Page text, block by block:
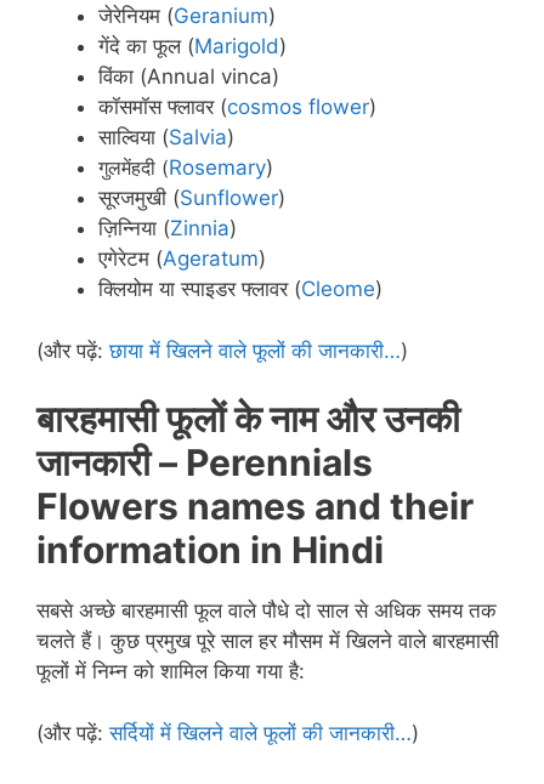
जेरेनियम (Geranium)
गेंदे का फूल (Marigold)
विंका (Annual vinca)
कॉसमॉस फ्लावर (cosmos flower)
साल्विया (Salvia)
गुलमेंहदी (Rosemary)
सूरजमुखी (Sunflower)
ज़िन्निया (Zinnia)
एगेरेटम (Ageratum)
क्लियोम या स्पाइडर फ्लावर (Cleome)
(और पढ़ें:छाया में खिलने वाले फूलों की जानकारी…)
बारहमासी फूलों के नाम और उनकी
जानकारी– Perennials
Flowers names and their
information in Hindi
सबसे अच्छे बारहमासी फूल वाले पौधे दो साल से अधिक समय तक
चलते हैं। कुछ प्रमुख पूरे साल हर मौसम में खिलने वाले बारहमासी
फूलों में निम्न को शामिल किया गया है:
(और पढ़ें:सर्दियों में खिलने वाले फूलों की जानकारी…)